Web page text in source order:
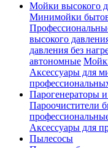
Мойки высокого
Минимойки
высокого
давления без
автономные
Аксессуары для
Парогенераторы
Пароочистители
Аксессуары для
Пылесосы